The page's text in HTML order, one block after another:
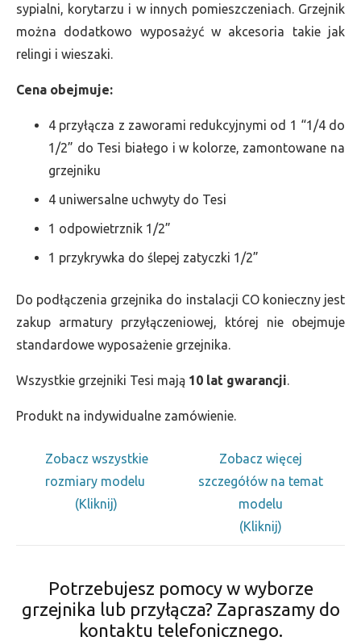
sypialni, korytarzu i w innych pomieszczeniach. Grzejnik
można dodatkowo wyposażyć w akcesoria takie jak
relingi i wieszaki.
Cena obejmuje:
4 przyłącza z zaworami redukcyjnymi od 1 “1/4 do
1/2” do Tesi białego i w kolorze, zamontowane na
grzejniku
4 uniwersalne uchwyty do Tesi
1 odpowietrznik 1/2”
1 przykrywka do ślepej zatyczki 1/2”
Do podłączenia grzejnika do instalacji CO konieczny jest
zakup armatury przyłączeniowej, której nie obejmuje
standardowe wyposażenie grzejnika.
Wszystkie grzejniki Tesi mają 10 lat gwarancji.
Produkt na indywidualne zamówienie.
Zobacz wszystkie
rozmiary modelu
(Kliknij)
Zobacz więcej
szczegółów na temat
modelu
(Kliknij)
Potrzebujesz pomocy w wyborze
grzejnika lub przyłącza? Zapraszamy do
kontaktu telefonicznego.